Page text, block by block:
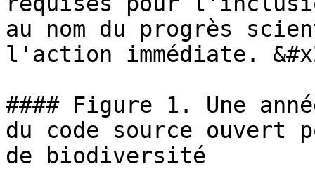
au nom du progrès
l'action immédiate.
#### Figure 1. Une
du code source
de biodiversité